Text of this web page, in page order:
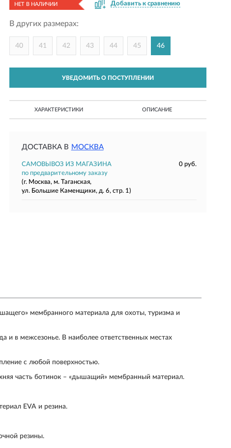
НЕТ В НАЛИЧИИ Добавить к сравнению
В других размерах:
40 41 42 43 44 45 46
УВЕДОМИТЬ О ПОСТУПЛЕНИИ
ХАРАКТЕРИСТИКИ ОПИСАНИЕ
ДОСТАВКА В МОСКВА
САМОВЫВОЗ ИЗ МАГАЗИНА
0 руб.
по предварительному заказу
(г. Москва, м. Таганская,
ул. Большие Каменщики, д. 6, стр. 1)
мембранного материала для охоты, туризма и
и в межсезонье. В наиболее ответственных местах
с любой поверхностью.
часть ботинок – «дышащий» мембранный материал.
EVA и резина.
резины.